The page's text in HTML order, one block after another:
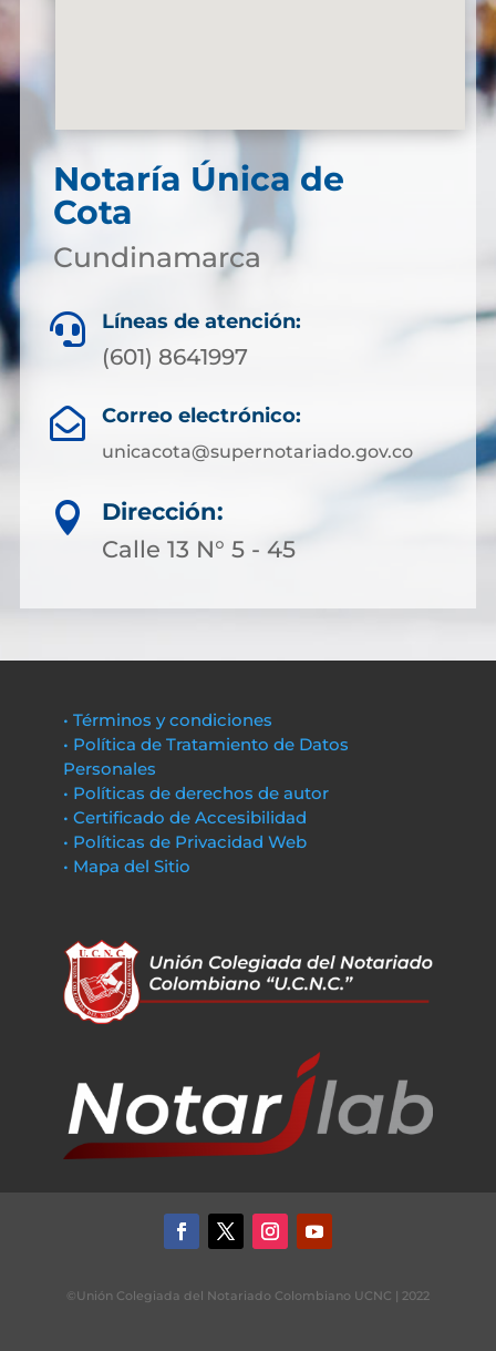
Notaría Única de
Cota
Cundinamarca
 Líneas de atención:
(601) 8641997
 Correo electrónico:
unicacota@supernotariado.gov.co

Dirección:
Calle 13 N° 5 - 45
• Términos y condiciones
• Política de Tratamiento de Datos
Personales
• Políticas de derechos de autor
• Certificado de Accesibilidad
• Políticas de Privacidad Web
• Mapa del Sitio
©Unión Colegiada del Notariado Colombiano UCNC | 2022